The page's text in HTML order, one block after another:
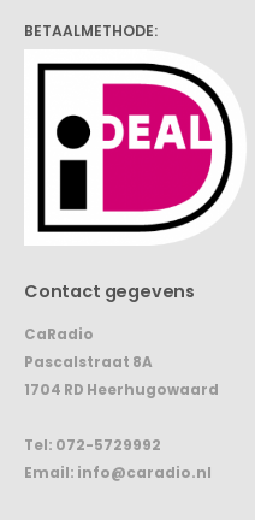
BETAALMETHODE:
Contact gegevens
CaRadio
Pascalstraat 8A
1704 RD Heerhugowaard
Tel: 072-5729992
Email: info@caradio.nl